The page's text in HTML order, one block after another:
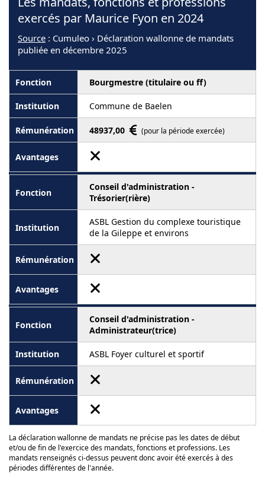
exercés par Maurice Fyon en 2024
Source : Cumuleo › Déclaration wallonne de mandats
publiée en décembre 2025
Bourgmestre (titulaire ou ff)
Commune de Baelen
48937,00 (pour la période exercée)
Conseil d'administration -
Trésorier(rière)
ASBL Gestion du complexe touristique
de la Gileppe et environs
Conseil d'administration -
Administrateur(trice)
ASBL Foyer culturel et sportif
La déclaration wallonne de mandats ne précise pas les dates de début
et/ou de fin de l'exercice des mandats, fonctions et professions. Les
mandats renseignés ci-dessus peuvent donc avoir été exercés à des
périodes différentes de l'année.